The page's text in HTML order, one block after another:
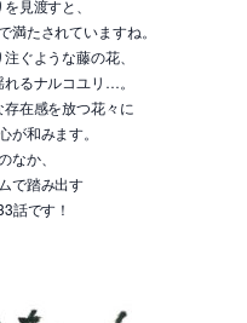
見渡すと、
たされていますね。
ぐような藤の花、
るナルコユリ…。
在感を放つ花々に
が和みます。
なか、
で踏み出す
話です！